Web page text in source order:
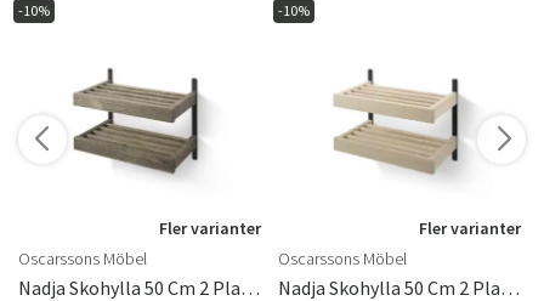
-10%
Fler varianter
Oscarssons Möbel
Nadja Skohylla 50 Cm 2 Plan Väggmonterad Rökt Ek/Mattsvart Stål
-10%
Fler varianter
Oscarssons Möbel
Nadja Skohylla 50 Cm 2 Plan Väggmonterad Vitoljad Ek/Mattsvart Stål